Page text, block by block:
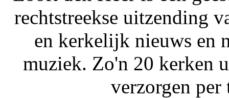
rechtstreekse uitzending
en kerkelijk nieuws en
muziek. Zo'n 20 kerken
verzorgen per